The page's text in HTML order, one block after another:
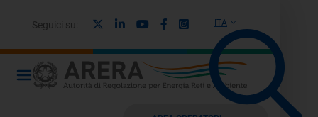
ITA
Seguici su: LinkedinYoutubeFacebook
Instagram